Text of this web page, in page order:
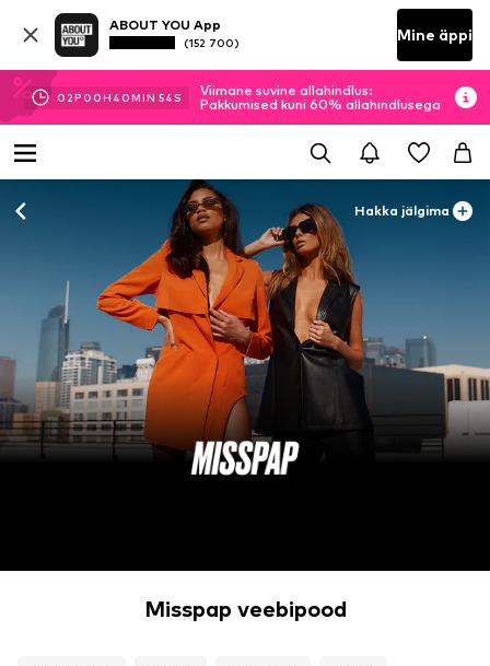
ABOUT YOU App
(152 700) Mine äppi
02P 00H 40MIN 52 S
Viimane suvine allahindlus:
Pakkumised kuni 60% allahindlusega
Hakka jälgima
Misspap veebipood